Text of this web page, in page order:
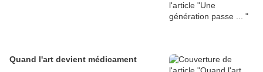
Quand l'art devient médicament